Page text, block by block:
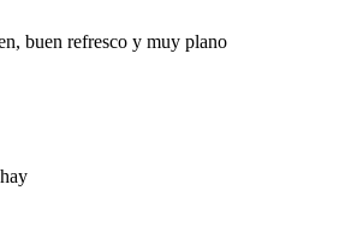
buen refresco y muy plano